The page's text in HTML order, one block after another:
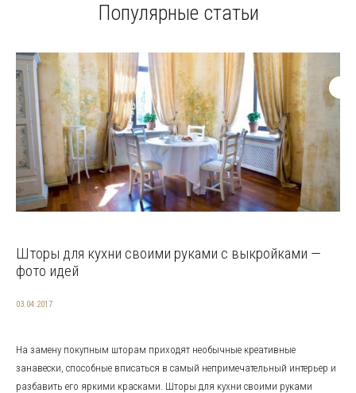
Популярные статьи
Шторы для кухни своими руками с выкройками —
фото идей
03.04.2017
На замену покупным шторам приходят необычные креативные
занавески, способные вписаться в самый непримечательный интерьер и
разбавить его яркими красками. Шторы для кухни своими руками